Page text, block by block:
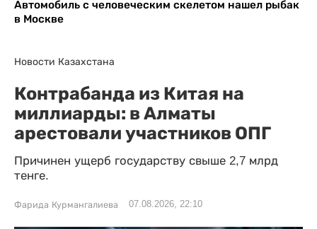
Автомобиль с человеческим скелетом нашел рыбак
в Москве
Новости Казахстана
Контрабанда из Китая на
миллиарды: в Алматы
арестовали участников ОПГ
Причинен ущерб государству свыше 2,7 млрд
тенге.
Фарида Курмангалиева 07.08.2026, 22:10